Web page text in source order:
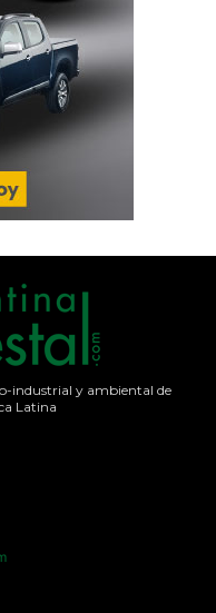
industrial y ambiental de
Latina